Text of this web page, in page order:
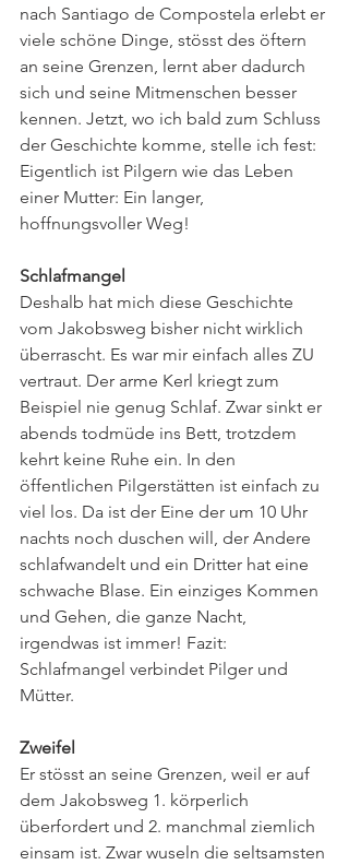
nach Santiago de Compostela erlebt er
viele schöne Dinge, stösst des öftern
an seine Grenzen, lernt aber dadurch
sich und seine Mitmenschen besser
kennen. Jetzt, wo ich bald zum Schluss
der Geschichte komme, stelle ich fest:
Eigentlich ist Pilgern wie das Leben
einer Mutter: Ein langer,
hoffnungsvoller Weg!
Schlafmangel
Deshalb hat mich diese Geschichte
vom Jakobsweg bisher nicht wirklich
überrascht. Es war mir einfach alles ZU
vertraut. Der arme Kerl kriegt zum
Beispiel nie genug Schlaf. Zwar sinkt er
abends todmüde ins Bett, trotzdem
kehrt keine Ruhe ein. In den
öffentlichen Pilgerstätten ist einfach zu
viel los. Da ist der Eine der um 10 Uhr
nachts noch duschen will, der Andere
schlafwandelt und ein Dritter hat eine
schwache Blase. Ein einziges Kommen
und Gehen, die ganze Nacht,
irgendwas ist immer! Fazit:
Schlafmangel verbindet Pilger und
Mütter.
Zweifel
Er stösst an seine Grenzen, weil er auf
dem Jakobsweg 1. körperlich
überfordert und 2. manchmal ziemlich
einsam ist. Zwar wuseln die seltsamsten